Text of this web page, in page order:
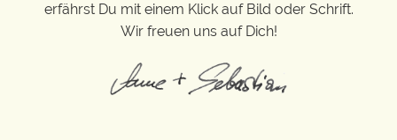
erfährst Du mit einem Klick auf Bild oder Schrift.
Wir freuen uns auf Dich!